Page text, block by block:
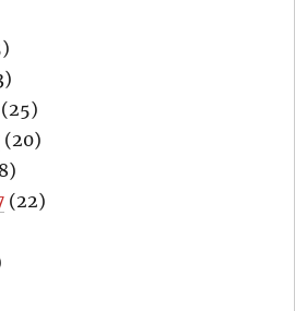
(25)
(20)
(22)